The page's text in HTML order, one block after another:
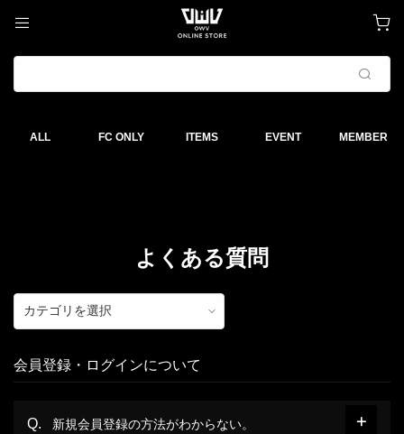
よくある質問
会員登録・ログインについて
新規会員登録の方法がわからない。